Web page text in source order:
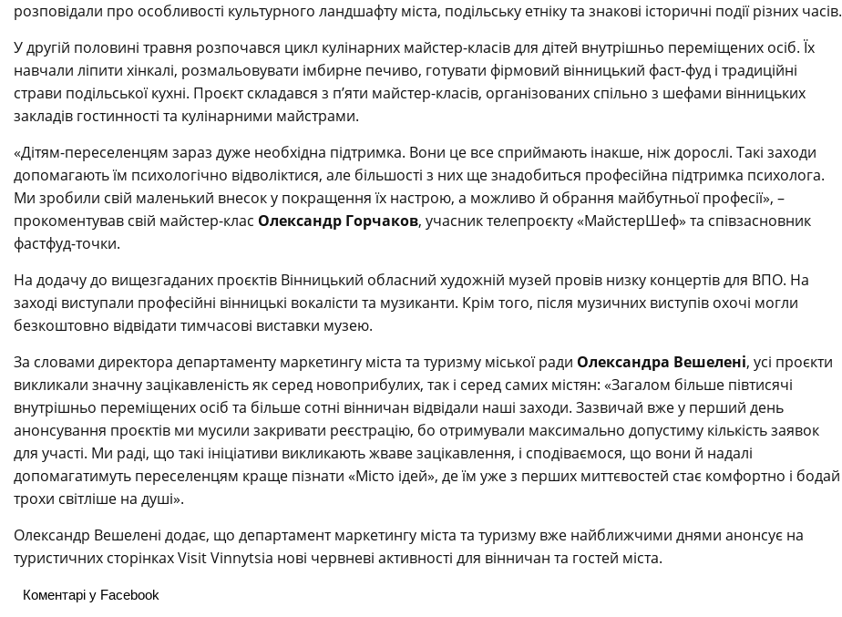
розповідали про особливості культурного ландшафту міста, подільську етніку та знакові історичні події різних часів.
У другій половині травня розпочався цикл кулінарних майстер-класів для дітей внутрішньо переміщених осіб. Їх
навчали ліпити хінкалі, розмальовувати імбирне печиво, готувати фірмовий вінницький фаст-фуд і традиційні
страви подільської кухні. Проєкт складався з п’яти майстер-класів, організованих спільно з шефами вінницьких
закладів гостинності та кулінарними майстрами.
«Дітям-переселенцям зараз дуже необхідна підтримка. Вони це все сприймають інакше, ніж дорослі. Такі заходи
допомагають їм психологічно відволіктися, але більшості з них ще знадобиться професійна підтримка психолога.
Ми зробили свій маленький внесок у покращення їх настрою, а можливо й обрання майбутньої професії», –
прокоментував свій майстер-клас Олександр Горчаков, учасник телепроєкту «МайстерШеф» та співзасновник
фастфуд-точки.
На додачу до вищезгаданих проєктів Вінницький обласний художній музей провів низку концертів для ВПО. На
заході виступали професійні вінницькі вокалісти та музиканти. Крім того, після музичних виступів охочі могли
безкоштовно відвідати тимчасові виставки музею.
За словами директора департаменту маркетингу міста та туризму міської ради Олександра Вешелені, усі проєкти
викликали значну зацікавленість як серед новоприбулих, так і серед самих містян: «Загалом більше півтисячі
внутрішньо переміщених осіб та більше сотні вінничан відвідали наші заходи. Зазвичай вже у перший день
анонсування проєктів ми мусили закривати реєстрацію, бо отримували максимально допустиму кількість заявок
для участі. Ми раді, що такі ініціативи викликають жваве зацікавлення, і сподіваємося, що вони й надалі
допомагатимуть переселенцям краще пізнати «Місто ідей», де їм уже з перших миттєвостей стає комфортно і бодай
трохи світліше на душі».
Олександр Вешелені додає, що департамент маркетингу міста та туризму вже найближчими днями анонсує на
туристичних сторінках Visit Vinnytsia нові червневі активності для вінничан та гостей міста.
Коментарі у Facebook